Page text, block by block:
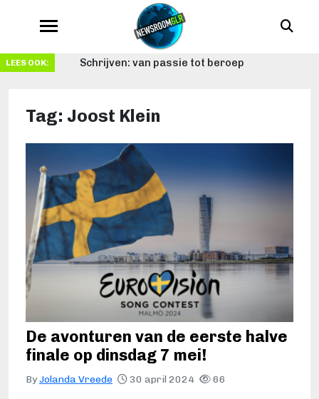
LEES OOK: Schrijven: van passie tot beroep
Tag: Joost Klein
De avonturen van de eerste halve
finale op dinsdag 7 mei!
ByJolanda Vreede 30 april 2024 66